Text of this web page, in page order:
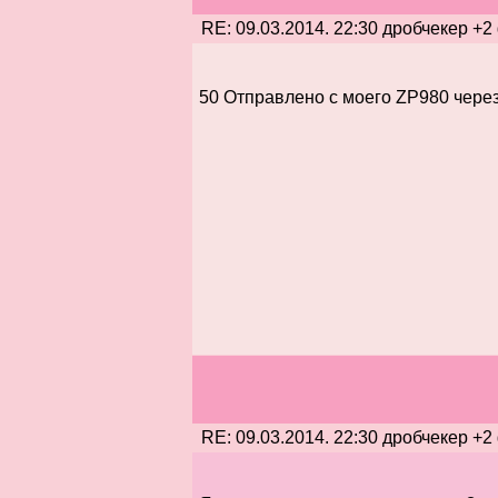
RE: 09.03.2014. 22:30 дробчекер
50 Отправлено с моего ZP980
RE: 09.03.2014. 22:30 дробчекер